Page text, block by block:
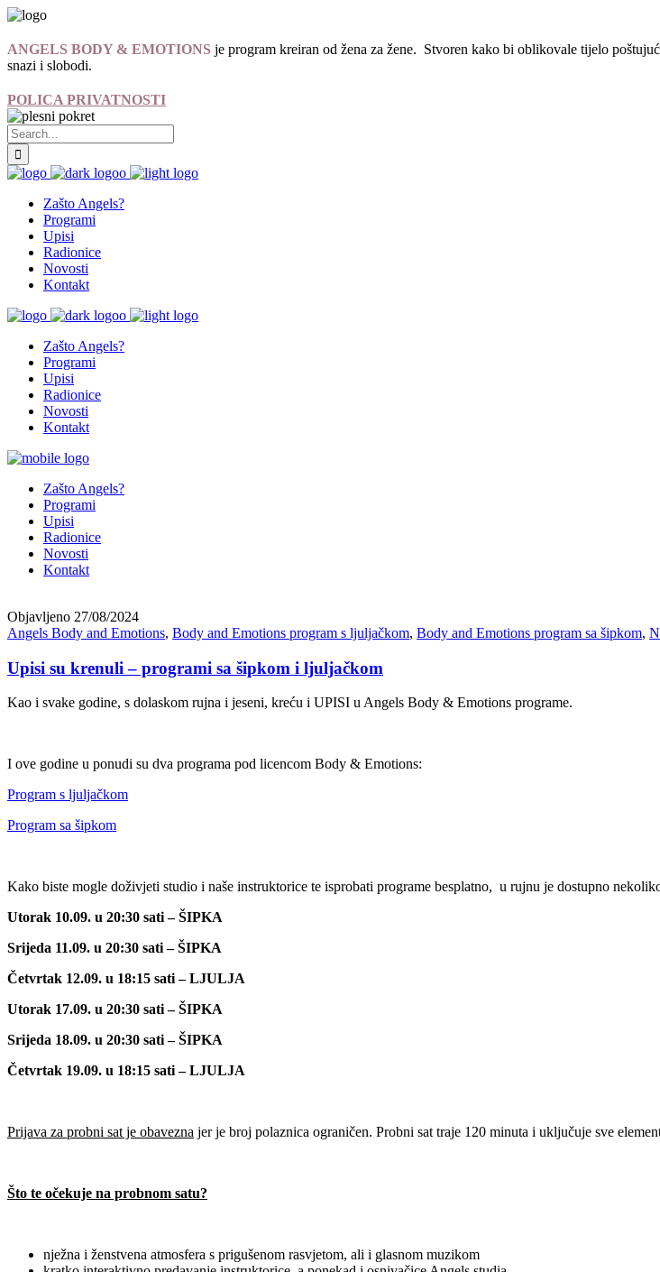
ANGELS BODY & EMOTIONS je program kreiran od žena za žene. Stvoren kako bi oblikovale tijelo
snazi i slobodi.
POLICA PRIVATNOSTI
Zašto Angels?
Programi
Upisi
Radionice
Novosti
Kontakt
Zašto Angels?
Programi
Upisi
Radionice
Novosti
Kontakt
Zašto Angels?
Programi
Upisi
Radionice
Novosti
Kontakt
Objavljeno 27/08/2024
Angels Body and Emotions, Body and Emotions program s ljuljačkom, Body and Emotions program sa šipkom,
Upisi su krenuli – programi sa šipkom i ljuljačkom
Kao i svake godine, s dolaskom rujna i jeseni, kreću i UPISI u Angels Body & Emotions programe.
I ove godine u ponudi su dva programa pod licencom Body & Emotions:
Program s ljuljačkom
Program sa šipkom
Kako biste mogle doživjeti studio i naše instruktorice te isprobati programe besplatno, u rujnu je dostupno
Utorak 10.09. u 20:30 sati – ŠIPKA
Srijeda 11.09. u 20:30 sati – ŠIPKA
Četvrtak 12.09. u 18:15 sati – LJULJA
Utorak 17.09. u 20:30 sati – ŠIPKA
Srijeda 18.09. u 20:30 sati – ŠIPKA
Četvrtak 19.09. u 18:15 sati – LJULJA
Prijava za probni sat je obavezna jer je broj polaznica ograničen. Probni sat traje 120 minuta i uključuje sve
Što te očekuje na probnom satu?
nježna i ženstvena atmosfera s prigušenom rasvjetom, ali i glasnom muzikom